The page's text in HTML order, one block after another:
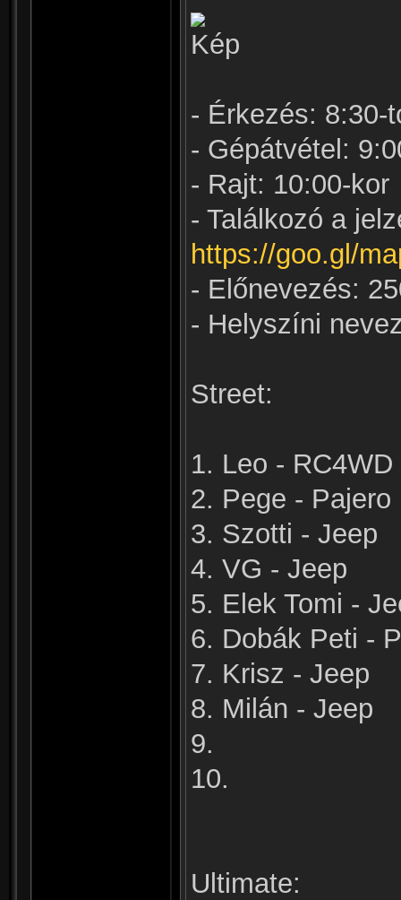
- Érkezés: 8:30-
- Gépátvétel:
- Rajt: 10:00-kor
- Találkozó a
https://goo.gl/
- Előnevezés:
- Helyszíni
Street:
1. Leo - RC4WD
2. Pege - Pajero
3. Szotti - Jeep
4. VG - Jeep
5. Elek Tomi -
6. Dobák Peti -
7. Krisz - Jeep
8. Milán - Jeep
9.
10.
Ultimate: